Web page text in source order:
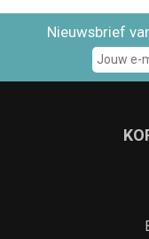
Nieuwsbrief